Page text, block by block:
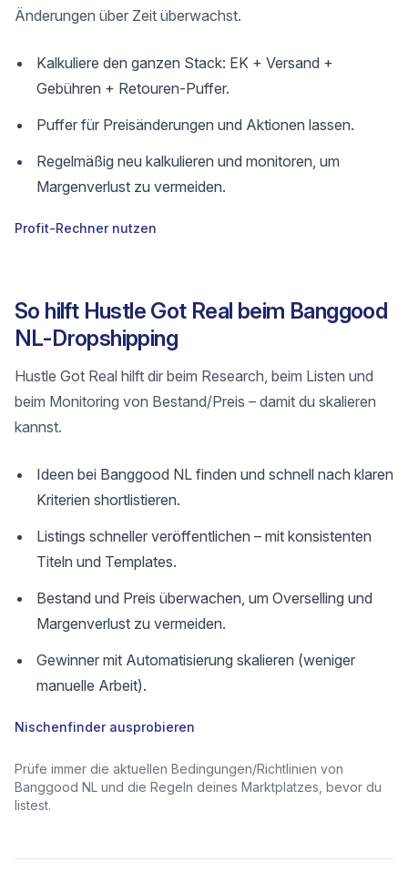
Änderungen über Zeit überwachst.
Kalkuliere den ganzen Stack: EK + Versand +
Gebühren + Retouren-Puffer.
Puffer für Preisänderungen und Aktionen lassen.
Regelmäßig neu kalkulieren und monitoren, um
Margenverlust zu vermeiden.
Profit-Rechner nutzen
So hilft Hustle Got Real beim Banggood
NL-Dropshipping
Hustle Got Real hilft dir beim Research, beim Listen und
beim Monitoring von Bestand/Preis – damit du skalieren
kannst.
Ideen bei Banggood NL finden und schnell nach klaren
Kriterien shortlistieren.
Listings schneller veröffentlichen – mit konsistenten
Titeln und Templates.
Bestand und Preis überwachen, um Overselling und
Margenverlust zu vermeiden.
Gewinner mit Automatisierung skalieren (weniger
manuelle Arbeit).
Nischenfinder ausprobieren
Prüfe immer die aktuellen Bedingungen/Richtlinien von
Banggood NL und die Regeln deines Marktplatzes, bevor du
listest.